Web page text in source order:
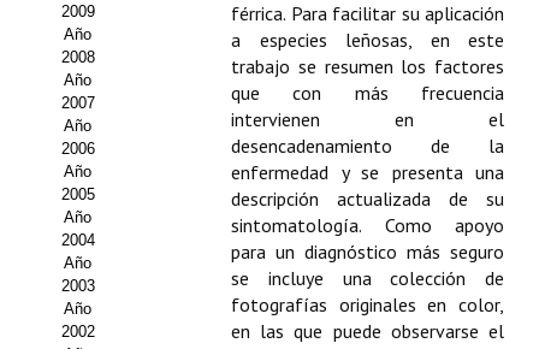
JORNADAS AIDA
Presentación Jornadas
Comunicaciones
Jornadas PAM 2026
Premio Jóvenes Investigadores
Buscador de Comunicaciones
Buscador de Comunicaciones
2009
Año
2008
Año
2007
Año
2006
Año
2005
Año
2004
Año
2003
Año
2002
férrica. Para facilitar su aplicación
a especies leñosas, en este
trabajo se resumen los factores
que con más frecuencia
intervienen en el
desencadenamiento de la
enfermedad y se presenta una
descripción actualizada de su
sintomatología. Como apoyo
para un diagnóstico más seguro
se incluye una colección de
fotografías originales en color,
en las que puede observarse el